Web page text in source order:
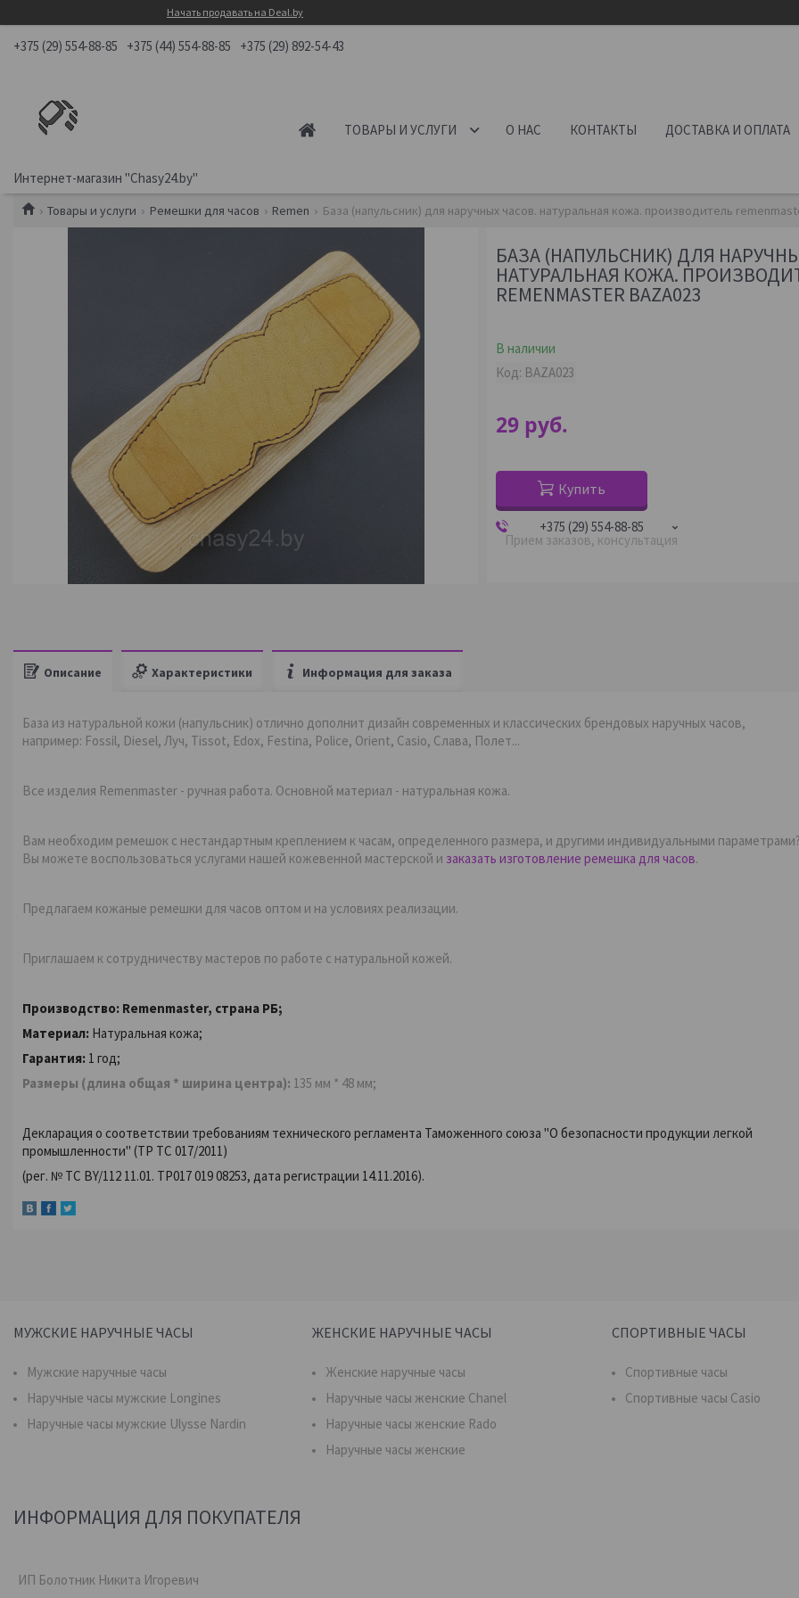
Начать продавать на Deal.by
+375 (29) 554-88-85 +375 (44) 554-88-85 +375 (29) 892-54-43
Интернет-магазин "Chasy24.by"
ТОВАРЫ И УСЛУГИ О НАС КОНТАКТЫ ДОСТАВКА И ОПЛАТА
Товары и услуги Ремешки для часов Remen База (напульсник) для наручных часов. натуральная кожа. производитель
БАЗА (НАПУЛЬСНИК) ДЛЯ
НАТУРАЛЬНАЯ КОЖА.
REMENMASTER BAZA023
В наличии
Код: BAZA023
29 руб.
Купить
+375 (29) 554-88-85
Прием заказов, консультация
Описание Характеристики Информация для заказа
База из натуральной кожи (напульсник) отлично дополнит дизайн современных и классических брендовых наручных часов,
например: Fossil, Diesel, Луч, Tissot, Edox, Festina, Police, Orient, Casio, Слава, Полет...
Все изделия Remenmaster - ручная работа. Основной материал - натуральная кожа.
Вам необходим ремешок с нестандартным креплением к часам, определенного размера, и другими индивидуальными
Вы можете воспользоваться услугами нашей кожевенной мастерской и заказать изготовление ремешка для часов.
Предлагаем кожаные ремешки для часов оптом и на условиях реализации.
Приглашаем к сотрудничеству мастеров по работе с натуральной кожей.
Производство: Remenmaster, страна РБ;
Материал: Натуральная кожа;
Гарантия: 1 год;
Размеры (длина общая * ширина центра): 135 мм * 48 мм;
Декларация о соответствии требованиям технического регламента Таможенного союза "О безопасности продукции легкой
промышленности" (ТР ТС 017/2011)
(рег. № ТС BY/112 11.01. TP017 019 08253, дата регистрации 14.11.2016).
МУЖСКИЕ НАРУЧНЫЕ ЧАСЫ
Мужские наручные часы
Наручные часы мужские Longines
Наручные часы мужские Ulysse Nardin
ЖЕНСКИЕ НАРУЧНЫЕ ЧАСЫ
Женские наручные часы
Наручные часы женские Chanel
Наручные часы женские Rado
Наручные часы женские
СПОРТИВНЫЕ ЧАСЫ
Спортивные часы
Спортивные часы Casio
ИНФОРМАЦИЯ ДЛЯ ПОКУПАТЕЛЯ
ИП Болотник Никита Игоревич